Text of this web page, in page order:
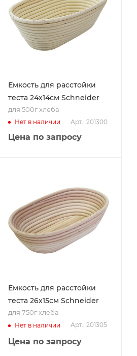
Емкость для расстойки
теста 24x14см Schneider
для 500г хлеба
Нет в наличии Арт.: 201300
Цена по запросу
Емкость для расстойки
теста 26x15см Schneider
для 750г хлеба
Нет в наличии Арт.: 201305
Цена по запросу